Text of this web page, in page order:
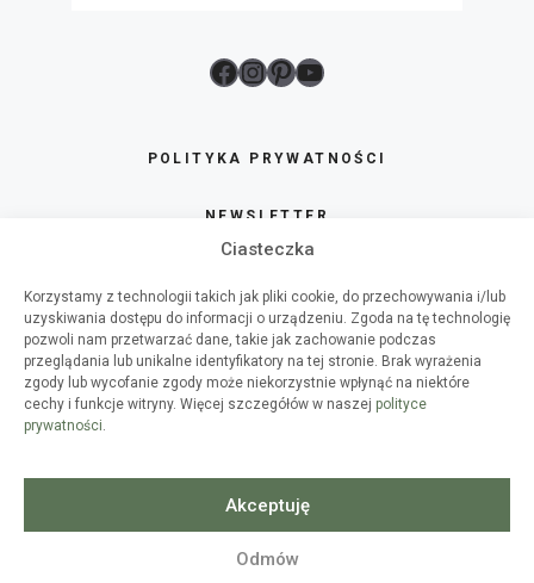
Ciasteczka
Korzystamy z technologii takich jak pliki cookie, do przechowywania i/lub
uzyskiwania dostępu do informacji o urządzeniu. Zgoda na tę technologię
pozwoli nam przetwarzać dane, takie jak zachowanie podczas
przeglądania lub unikalne identyfikatory na tej stronie. Brak wyrażenia
zgody lub wycofanie zgody może niekorzystnie wpłynąć na niektóre
cechy i funkcje witryny. Więcej szczegółów w naszej polityce
prywatności.
Akceptuję
Odmów
Facebook
Instagram
Pinterest
YouTube
POLITYKA PRYWATNOŚCI
NEWSLETTER
O HAART
WSPÓŁPRACA
SPIS TREŚCI